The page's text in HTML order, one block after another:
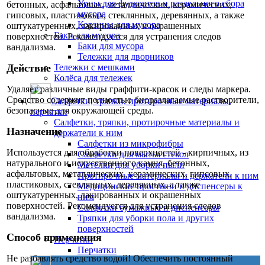
Урны для фудкортов и раздельного сбора
мусора
Корзины для мусора
Баки для мусора
Баки для мусора
Тележки для дворников
Тележки с мешками
Колёса для тележек
Салфетки, тряпки, протирочные материалы,
перчатки
Салфетки, тряпки, протирочные материалы и
держатели к ним
Салфетки из микрофибры
Салфетки для мытья стекол
Метёлки для уборки пыли
Протирочные материалы и держатели к ним
Медицинские простыни и диспенсеры к
ним
Салфетки бумажные и диспенсеры
Тряпки для уборки пола и других
поверхностей
Перчатки
Перчатки
бетонных, асфальтовых, металлических, керамических,
гипсовых, пластиковых, стеклянных, деревянных, а также
оштукатуренных, лакированных и окрашенных
поверхностей. Рекомендуется для устранения следов
вандализма.
Действие
Удаляет различные виды граффити-красок и следы маркера.
Средство содержит полностью биоразлагаемые растворители,
безопасные для окружающей среды.
Назначение
Используется для обработки поверхностей - кирпичных, из
натурального и искусственного камня, бетонных,
асфальтовых, металлических, керамических, гипсовых,
пластиковых, стеклянных, деревянных, а также
оштукатуренных, лакированных и окрашенных
поверхностей. Рекомендуется для устранения следов
вандализма.
Способ применения
Не разбавлять средство водой! Обеспечить постоянный